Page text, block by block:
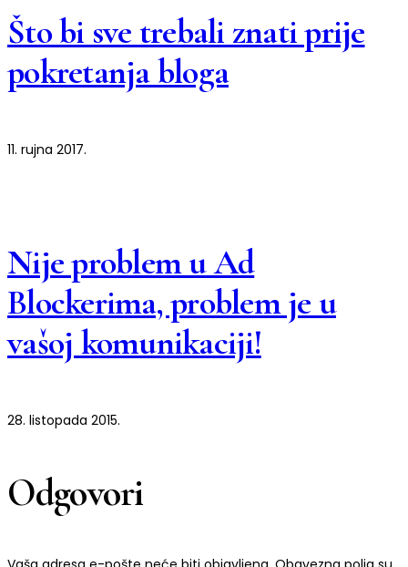
Što bi sve trebali znati prije
pokretanja bloga
11. rujna 2017.
Nije problem u Ad
Blockerima, problem je u
vašoj komunikaciji!
28. listopada 2015.
Odgovori